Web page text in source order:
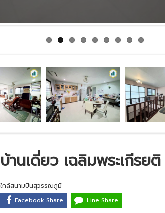
บ้านเดี่ยว เฉลิมพระเกีรยติ
ใกล้สนามบินสุวรรณภูมิ
Facebook Share
Line Share